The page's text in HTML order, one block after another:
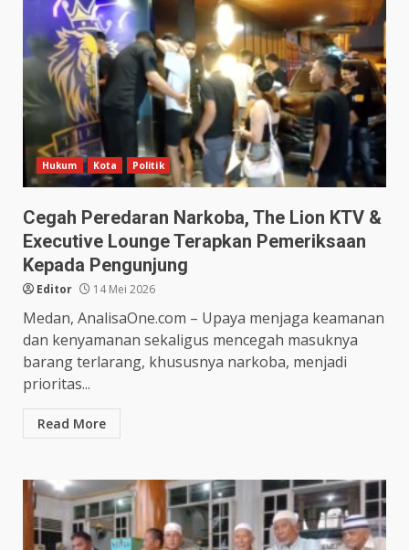
Hukum Kota Politik
Cegah Peredaran Narkoba, The Lion KTV &
Executive Lounge Terapkan Pemeriksaan
Kepada Pengunjung
Editor 14 Mei 2026
Medan, AnalisaOne.com – Upaya menjaga keamanan
dan kenyamanan sekaligus mencegah masuknya
barang terlarang, khususnya narkoba, menjadi
prioritas...
Read More